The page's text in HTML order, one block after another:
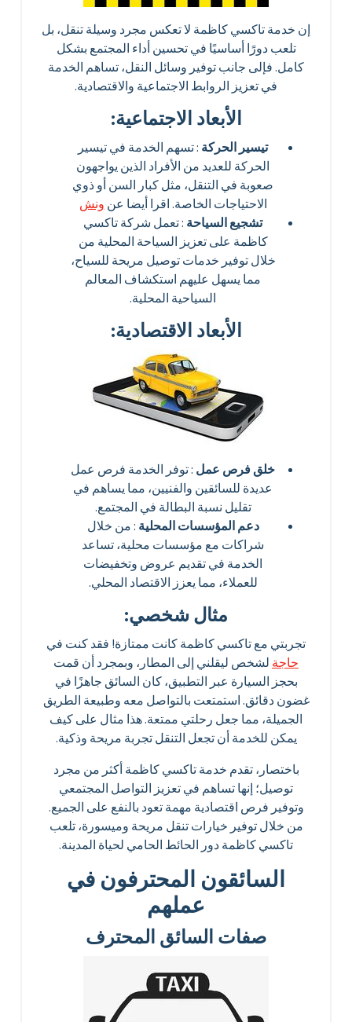
إن خدمة تاكسي كاظمة لا تعكس مجرد وسيلة تنقل، بل
تلعب دورًا أساسيًا في تحسين أداء المجتمع بشكل
كامل. فإلى جانب توفير وسائل النقل، تساهم الخدمة
في تعزيز الروابط الاجتماعية والاقتصادية.
الأبعاد الاجتماعية:
تيسير الحركة: تسهم الخدمة في تيسير
الحركة للعديد من الأفراد الذين يواجهون
صعوبة في التنقل، مثل كبار السن أو ذوي
الاحتياجات الخاصة. اقرا أيضا عنونش
تشجيع السياحة: تعمل شركة تاكسي
كاظمة على تعزيز السياحة المحلية من
خلال توفير خدمات توصيل مريحة للسياح،
مما يسهل عليهم استكشاف المعالم
السياحية المحلية.
الأبعاد الاقتصادية:
خلق فرص عمل: توفر الخدمة فرص عمل
عديدة للسائقين والفنيين، مما يساهم في
تقليل نسبة البطالة في المجتمع.
دعم المؤسسات المحلية: من خلال
شراكات مع مؤسسات محلية، تساعد
الخدمة في تقديم عروض وتخفيضات
للعملاء، مما يعزز الاقتصاد المحلي.
مثال شخصي:
تجربتي مع تاكسي كاظمة كانت ممتازة! فقد كنت في
حاجةلشخص ليقلني إلى المطار، وبمجرد أن قمت
بحجز السيارة عبر التطبيق، كان السائق جاهزًا في
غضون دقائق. استمتعت بالتواصل معه وطبيعة الطريق
الجميلة، مما جعل رحلتي ممتعة. هذا مثال على كيف
يمكن للخدمة أن تجعل التنقل تجربة مريحة وذكية.
باختصار، تقدم خدمة تاكسي كاظمة أكثر من مجرد
توصيل؛ إنها تساهم في تعزيز التواصل المجتمعي
وتوفير فرص اقتصادية مهمة تعود بالنفع على الجميع.
من خلال توفير خيارات تنقل مريحة وميسورة، تلعب
تاكسي كاظمة دور الحائط الحامي لحياة المدينة.
السائقون المحترفون في
عملهم
صفات السائق المحترف